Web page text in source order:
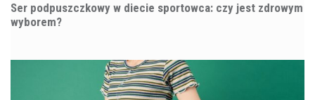
Ser podpuszczkowy w diecie sportowca: czy jest zdrowym
wyborem?